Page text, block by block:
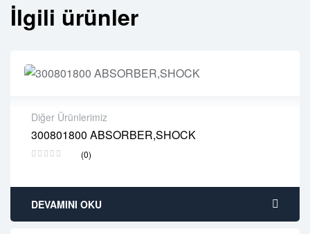
İlgili ürünler
Diğer Ürünlerimiz
300801800 ABSORBER,SHOCK
(0)
2 years warranty
Delivery time: 1-2 business days
DEVAMINI OKU